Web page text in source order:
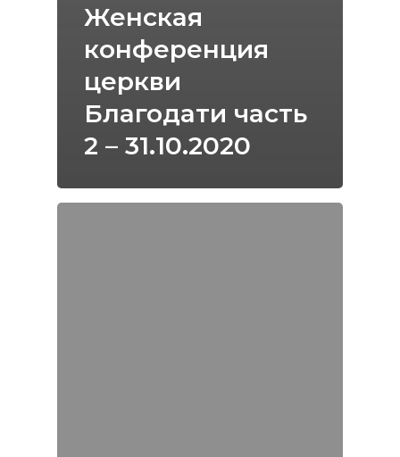
Женская
конференция
церкви
Благодати часть
2 – 31.10.2020